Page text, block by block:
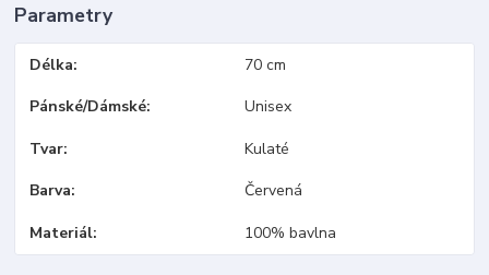
Parametry
Délka 70 cm
Pánské/Dámské Unisex
Tvar Kulaté
Barva Červená
Materiál 100% bavlna